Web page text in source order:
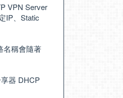
VPN Server
IP、Static
名稱會隨著
器 DHCP